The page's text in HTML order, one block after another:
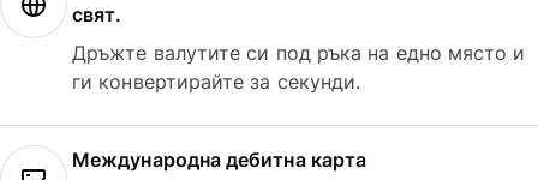
свят.
Дръжте валутите си под ръка на едно място и
ги конвертирайте за секунди.
Международна дебитна карта